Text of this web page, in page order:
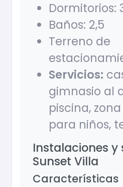
Dormitorios:
Baños: 2,5
Terreno de
Servicios:
gimnasio al
piscina,
para niños,
Instalaciones y
Sunset Villa
Características